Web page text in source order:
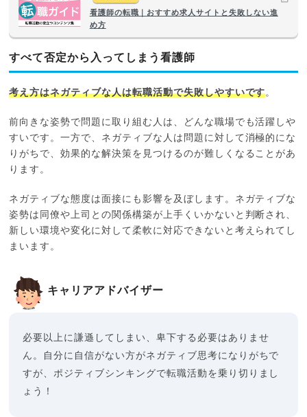
看護師の転職｜おすすめ求人サイトと失敗しない進
め方
すべて否定から入ってしまう看護師
考え方はネガティブな人は転職活動で失敗しやすいです。
前向きな姿勢で問題に取り組む人は、どんな職場でも活躍しや
すいです。一方で、ネガティブな人は問題に対して消極的にな
りがちで、効果的な解決策を見つけるのが難しくなることがあ
ります。
ネガティブな態度は面接にも影響を及ぼします。ネガティブな
姿勢は同僚や上司との関係構築が上手くいかないと判断され、
新しい環境や変化に対して柔軟に対応できないと考えられてし
まいます。
キャリアアドバイザー
必要以上に謙遜してしまい、卑下する必要はありませ
ん。自分に自信がない方がネガティブ思考になりがちで
すが、ポジティブシンキングで転職活動を乗り切りまし
ょう！